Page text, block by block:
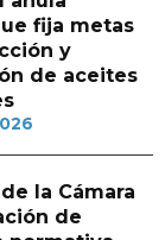
fija metas
y
de aceites
la Cámara
de